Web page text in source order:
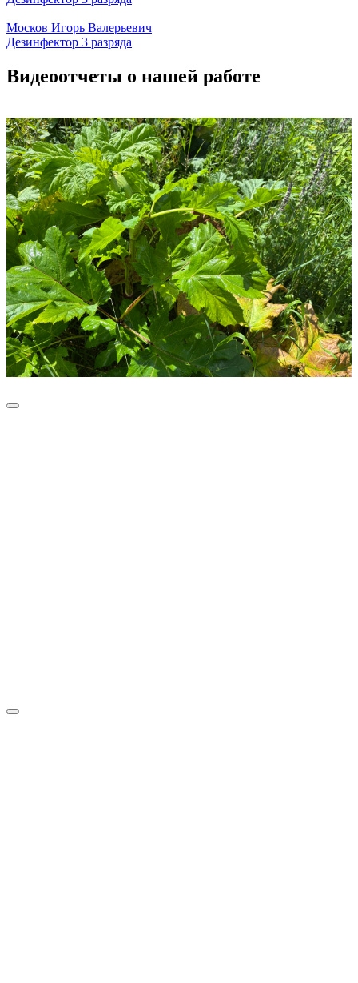
Москов Игорь Валерьевич
Дезинфектор 3 разряда
Видеоотчеты о нашей работе